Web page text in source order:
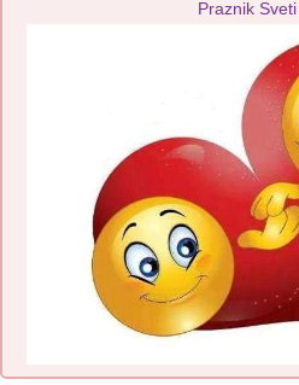
Praznik